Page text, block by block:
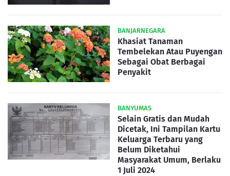
BANJARNEGARA
Khasiat Tanaman
Tembelekan Atau Puyengan
Sebagai Obat Berbagai
Penyakit
BANYUMAS
Selain Gratis dan Mudah
Dicetak, Ini Tampilan Kartu
Keluarga Terbaru yang
Belum Diketahui
Masyarakat Umum, Berlaku
1 Juli 2024